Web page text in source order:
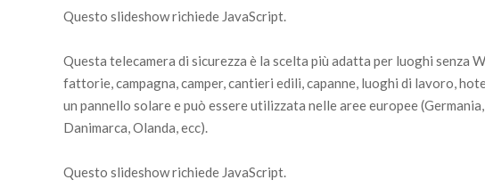
Questo slideshow richiede JavaScript.
Questa telecamera di sicurezza è la scelta più adatta per luoghi senza
fattorie, campagna, camper, cantieri edili, capanne, luoghi di lavoro,
un pannello solare e può essere utilizzata nelle aree europee
Danimarca, Olanda, ecc).
Questo slideshow richiede JavaScript.